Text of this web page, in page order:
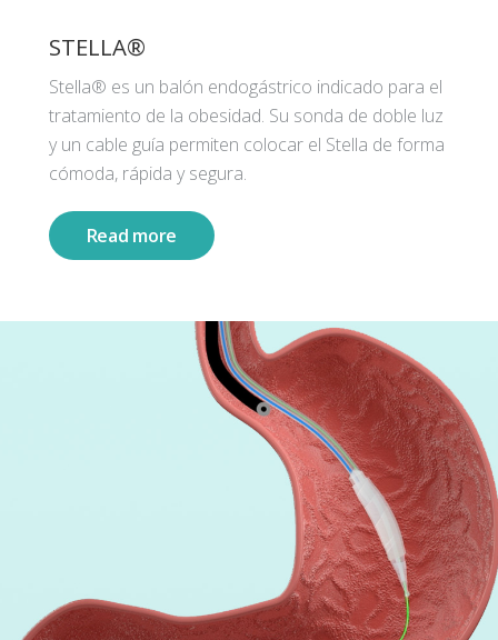
STELLA®
Stella® es un balón endogástrico indicado para el
tratamiento de la obesidad. Su sonda de doble luz
y un cable guía permiten colocar el Stella de forma
cómoda, rápida y segura.
Read more